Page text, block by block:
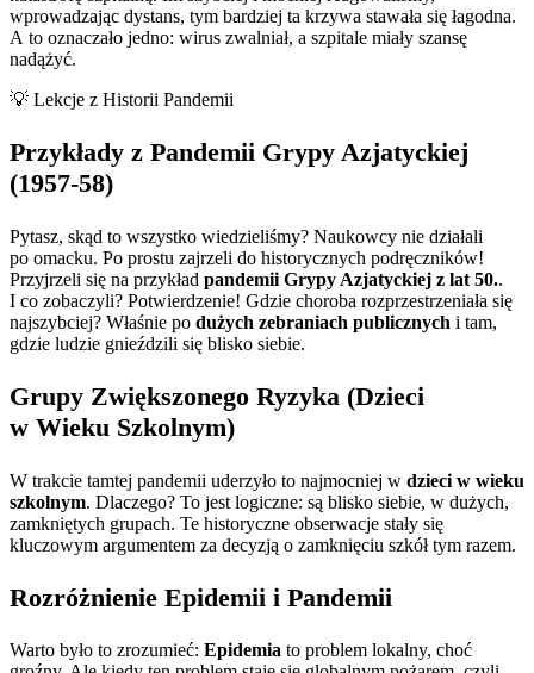
wprowadzając dystans, tym bardziej ta krzywa stawała się łagodna.
A to oznaczało jedno: wirus zwalniał, a szpitale miały szansę
nadążyć.
💡 Lekcje z Historii Pandemii
Przykłady z Pandemii Grypy Azjatyckiej
(1957-58)
Pytasz, skąd to wszystko wiedzieliśmy? Naukowcy nie działali
po omacku. Po prostu zajrzeli do historycznych podręczników!
Przyjrzeli się na przykład pandemii Grypy Azjatyckiej z lat 50..
I co zobaczyli? Potwierdzenie! Gdzie choroba rozprzestrzeniała się
najszybciej? Właśnie po dużych zebraniach publicznych i tam,
gdzie ludzie gnieździli się blisko siebie.
Grupy Zwiększonego Ryzyka (Dzieci
w Wieku Szkolnym)
W trakcie tamtej pandemii uderzyło to najmocniej w dzieci w wieku
szkolnym. Dlaczego? To jest logiczne: są blisko siebie, w dużych,
zamkniętych grupach. Te historyczne obserwacje stały się
kluczowym argumentem za decyzją o zamknięciu szkół tym razem.
Rozróżnienie Epidemii i Pandemii
Warto było to zrozumieć: Epidemia to problem lokalny, choć